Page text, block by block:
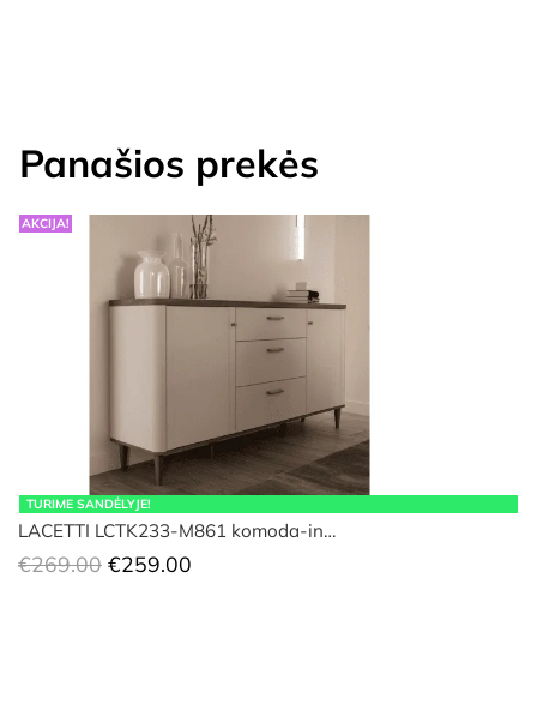
Panašios prekės
AKCIJA!
TURIME SANDĖLYJE!
LACETTI LCTK233-M861 komoda-in…
€269.00 Original
€259.00